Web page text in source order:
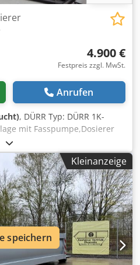
4.900 €
Festpreis zzgl. MwSt.
Anrufen
, DÜRR Typ: DÜRR 1K-
mit Fasspumpe,Dosierer
Technische
der Anlage Fasspumpe,
etc. sind mit altem
Ah Tok und müssen
Die Anlage hat ca. 20
war in einer
Baujahr 2017
Maße: Ca. 1,5x1x1,5 Meter 1
1 Einzel-Fasspumpe
kg Zustand: gebraucht / used
Kleinanzeige
speichern